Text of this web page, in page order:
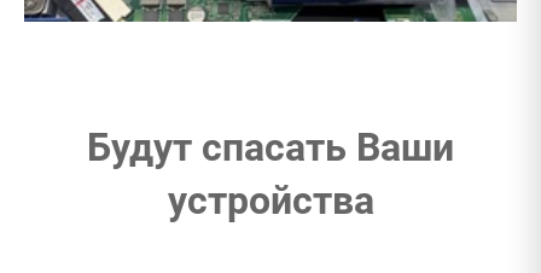
Будут спасать Ваши
устройства